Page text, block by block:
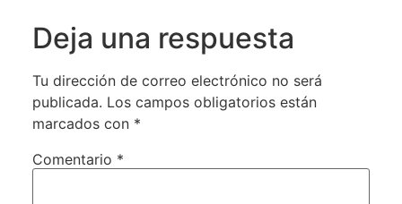
Deja una respuesta
Tu dirección de correo electrónico no será
publicada. Los campos obligatorios están
marcados con *
Comentario *